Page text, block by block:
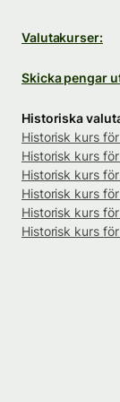
Valutakurser:
Skicka pengar
Historiska
Historisk kurs för
Historisk kurs för
Historisk kurs
Historisk kurs
Historisk kurs för
Historisk kurs